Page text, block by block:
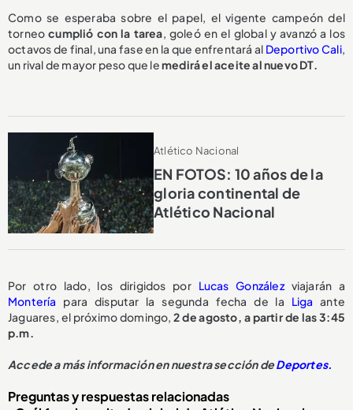
Como se esperaba sobre el papel, el vigente campeón del
torneocumplió con la tarea, goleó en el global y avanzó a los
octavos de final, una fase en la que enfrentará al Deportivo Cali,
un rival de mayor peso que lemedirá el aceite al nuevo DT.
Atlético Nacional
EN FOTOS: 10 años de la
gloria continental de
Atlético Nacional
Por otro lado, los dirigidos por Lucas González viajarán a
Montería para disputar la segunda fecha de la Liga ante
Jaguares, el próximo domingo, 2 de agosto, a partir de las 3:45
p.m.
Accede a más información en nuestra sección deDeportes.
Preguntas y respuestas relacionadas